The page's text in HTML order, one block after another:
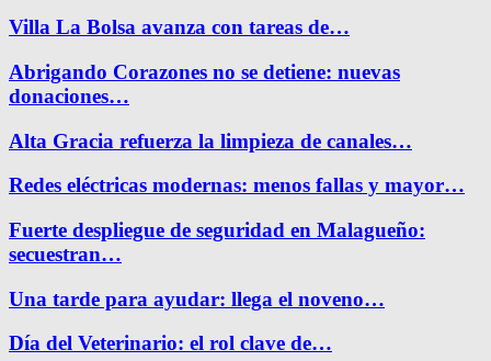
Villa La Bolsa avanza con tareas de…
Abrigando Corazones no se detiene: nuevas
donaciones…
Alta Gracia refuerza la limpieza de canales…
Redes eléctricas modernas: menos fallas y mayor…
Fuerte despliegue de seguridad en Malagueño:
secuestran…
Una tarde para ayudar: llega el noveno…
Día del Veterinario: el rol clave de…